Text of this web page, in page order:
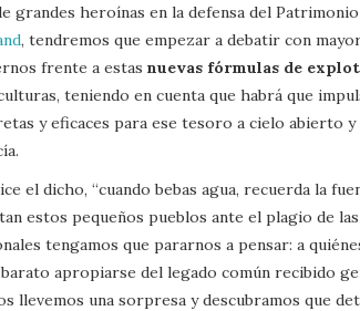
grandes heroínas en la defensa del
, tendremos que empezar a debatir con
frente a estas nuevas fórmulas de
teniendo en cuenta que habrá que
y eficaces para ese tesoro a cielo abierto
el dicho, “cuando bebas agua, recuerda la
estos pequeños pueblos ante el plagio de
tengamos que pararnos a pensar: a
apropiarse del legado común recibido
llevemos una sorpresa y descubramos que